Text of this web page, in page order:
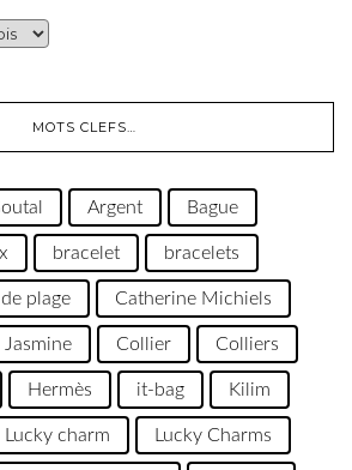
MOTS CLEFS…
Argent Bague
bracelet bracelets
plage Catherine Michiels
Jasmine Collier Colliers
Hermès it-bag Kilim
Lucky charm Lucky Charms